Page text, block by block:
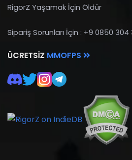
RigorZ Yaşamak İçin Öldür
Sipariş Sorunları İçin : +9 0850 304
ÜCRETSIZ MMOFPS